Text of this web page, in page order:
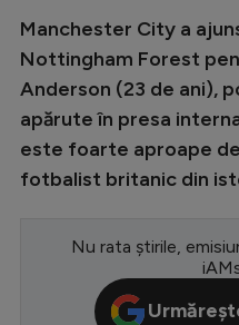
Champions
Europa
Conference
Premier
LaLiga
Manchester City a
Nottingham Forest
Anderson (23 de ani),
apărute în presa
este foarte aproape
fotbalist britanic din
Nu rata știrile,